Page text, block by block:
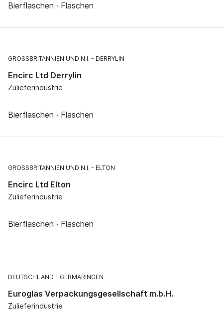
Bierflaschen · Flaschen
GROSSBRITANNIEN UND N.I. DERRYLIN
Encirc Ltd Derrylin
Zulieferindustrie
Bierflaschen · Flaschen
GROSSBRITANNIEN UND N.I. ELTON
Encirc Ltd Elton
Zulieferindustrie
Bierflaschen · Flaschen
DEUTSCHLAND GERMARINGEN
Euroglas Verpackungsgesellschaft m.b.H.
Zulieferindustrie